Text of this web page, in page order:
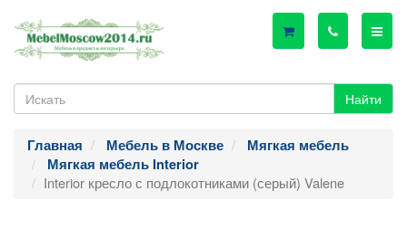
Найти
Главная Мебель в Москве
Мягкая мебель
Мягкая мебель Interior
Interior кресло с подлокотниками (серый) Valene